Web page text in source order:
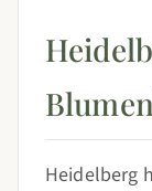
Heidelberg